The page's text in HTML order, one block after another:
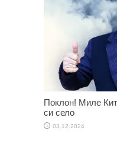
Поклон! Миле
си село
03.12.2024